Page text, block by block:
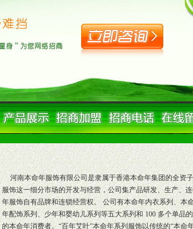
河南本命年服饰有限公司是隶属于香港本命年集团的全资
服饰这一细分市场的开发与经营，公司集产品研发、生产、
年服饰自有品牌和连锁经营权。 公司有本命年内衣系列、本
年配饰系列、少年和婴幼儿系列等五大系列和 100 多个单品
的本命年消费者。“百年艾叶”本命年系列服饰以传统的“本命